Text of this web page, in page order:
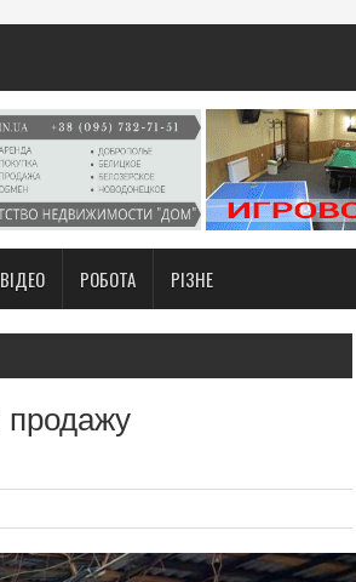
ВІДЕО РОБОТА РІЗНЕ
продажу